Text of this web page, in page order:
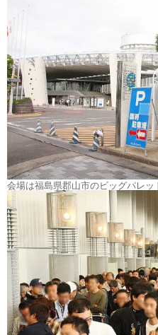
会場は福島県郡山市のビッグパレ